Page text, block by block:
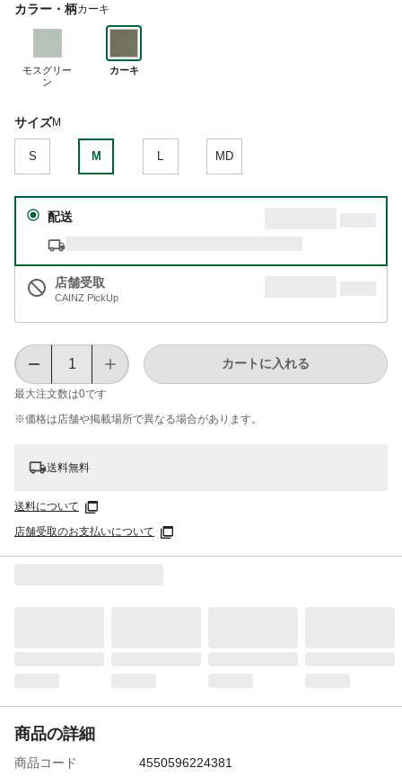
カラー・柄カーキ
モスグリー
ン
カーキ
サイズM
S M MD
配送
店舗受取
CAINZ PickUp
最大注文数は0です
カートに入れる
※価格は​店舗や​掲載場所で​異なる​場合が​あります。
送料無料
送料について
店舗受取のお支払いについて
商品の詳細
商品コード
4550596224381